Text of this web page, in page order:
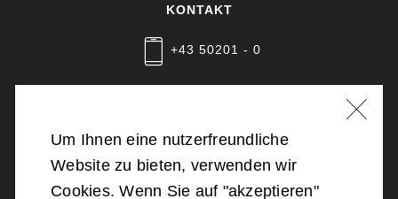
KONTAKT
+43 50201 - 0
2026Bundesministerium für Landesverteidigung
Um Ihnen eine nutzerfreundliche
Website zu bieten, verwenden wir
Cookies. Wenn Sie auf "akzeptieren"